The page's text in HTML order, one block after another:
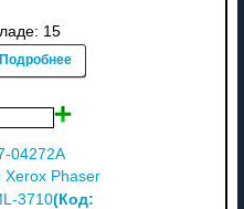
15
Подробнее
04272A
Xerox Phaser
3710(Код: